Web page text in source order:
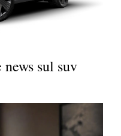
sul suv